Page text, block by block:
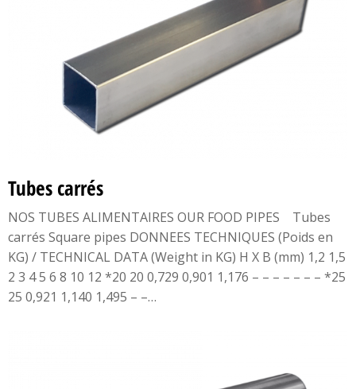
Tubes carrés
NOS TUBES ALIMENTAIRES OUR FOOD PIPES Tubes
carrés Square pipes DONNEES TECHNIQUES (Poids en
KG) / TECHNICAL DATA (Weight in KG) H X B (mm) 1,2 1,5
2 3 4 5 6 8 10 12 *20 20 0,729 0,901 1,176 – – – – – – – *25
25 0,921 1,140 1,495 – –…